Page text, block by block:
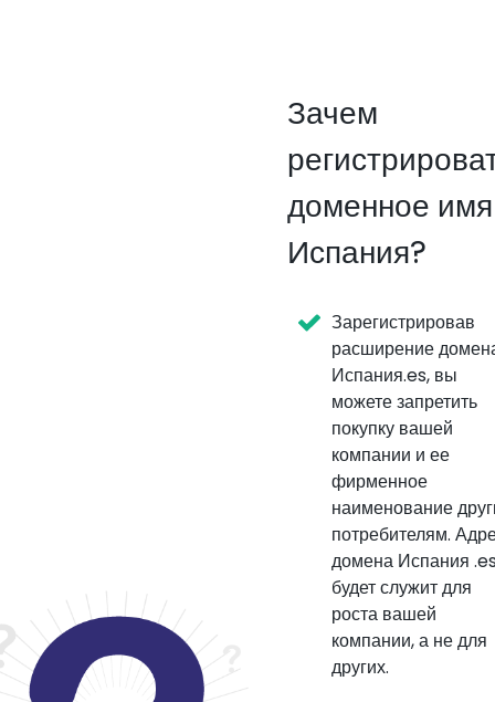
Зачем
доменное
Испания?
Зарегистрировав
расширение
Испания.es, вы
можете запретить
покупку вашей
компании и ее
фирменное
наименование
потребителям.
домена Испания
будет служит для
роста вашей
компании, а не для
других.